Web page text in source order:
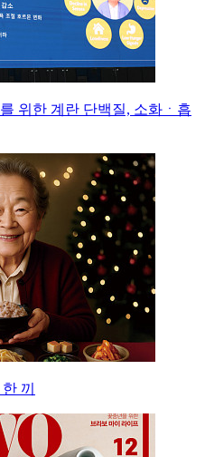
위한 계란 단백질, 소화ㆍ흡
끼